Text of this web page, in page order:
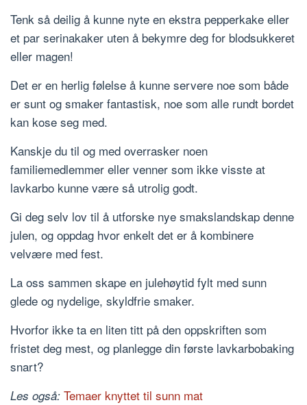
Tenk så deilig å kunne nyte en ekstra pepperkake eller
et par serinakaker uten å bekymre deg for blodsukkeret
eller magen!
Det er en herlig følelse å kunne servere noe som både
er sunt og smaker fantastisk, noe som alle rundt bordet
kan kose seg med.
Kanskje du til og med overrasker noen
familiemedlemmer eller venner som ikke visste at
lavkarbo kunne være så utrolig godt.
Gi deg selv lov til å utforske nye smakslandskap denne
julen, og oppdag hvor enkelt det er å kombinere
velvære med fest.
La oss sammen skape en julehøytid fylt med sunn
glede og nydelige, skyldfrie smaker.
Hvorfor ikke ta en liten titt på den oppskriften som
fristet deg mest, og planlegge din første lavkarbobaking
snart?
Les også: Temaer knyttet til sunn mat